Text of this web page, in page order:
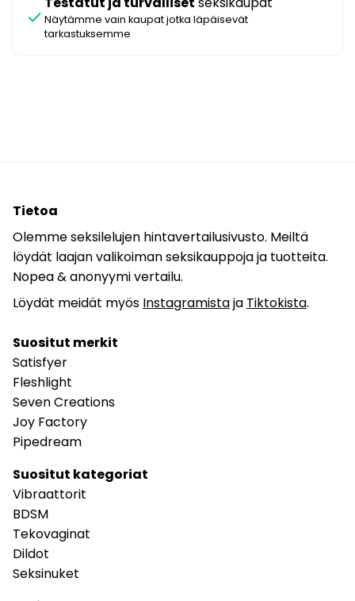
check Näytämme vain kaupat jotka läpäisevät
tarkastuksemme
Tietoa
Olemme seksilelujen hintavertailusivusto. Meiltä
löydät laajan valikoiman seksikauppoja ja tuotteita.
Nopea & anonyymi vertailu.
Löydät meidät myös Instagramistaja Tiktokista.
Suositut merkit
Satisfyer
Fleshlight
Seven Creations
Joy Factory
Pipedream
Suositut kategoriat
Vibraattorit
BDSM
Tekovaginat
Dildot
Seksinuket